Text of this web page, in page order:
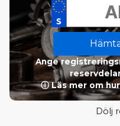
Ange
ⓘ Läs mer om
Dölj